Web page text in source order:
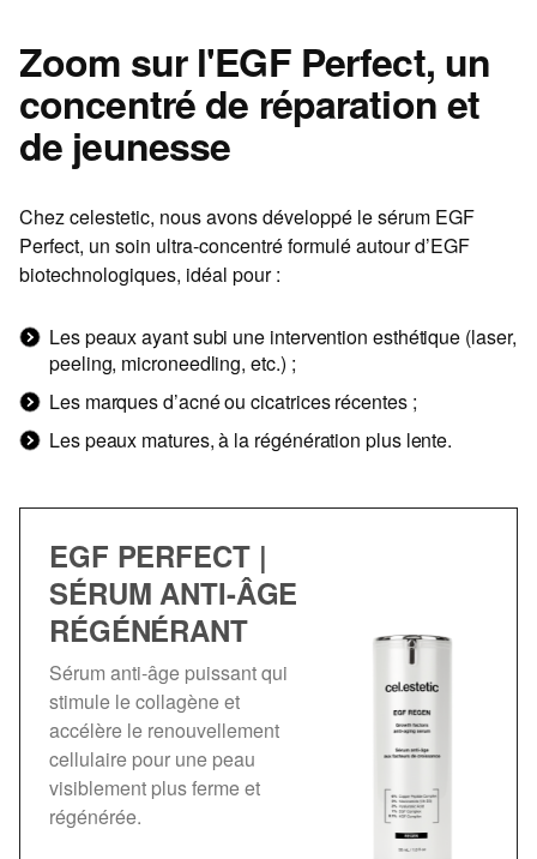
Zoom sur l'EGF Perfect, un
concentré de réparation et
de jeunesse
Chez celestetic, nous avons développé le sérum EGF
Perfect, un soin ultra-concentré formulé autour d’EGF
biotechnologiques, idéal pour :
Les peaux ayant subi une intervention esthétique (laser,
peeling, microneedling, etc.) ;
Les marques d’acné ou cicatrices récentes ;
Les peaux matures, à la régénération plus lente.
EGF PERFECT |
SÉRUM ANTI-ÂGE
RÉGÉNÉRANT
Sérum anti-âge puissant qui
stimule le collagène et
accélère le renouvellement
cellulaire pour une peau
visiblement plus ferme et
régénérée.